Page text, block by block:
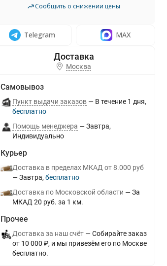
Сообщить о снижении цены
Telegram MAX
Москва
Самовывоз
Пункт выдачи заказов В течение 1 дня
Бесплатно
Помощь менеджера
Завтра
Индивидуально
Курьер
Доставка в пределах МКАД от 8.000 руб
Завтра
Бесплатно
Доставка по Московской области
За
МКАД 20 руб. за 1 км.
Прочее
Доставка за наш счёт
Собирайте заказ
от 10 000 ₽, и мы привезём его по Москве
бесплатно.